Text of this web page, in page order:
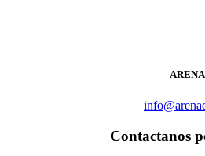
Contactanos